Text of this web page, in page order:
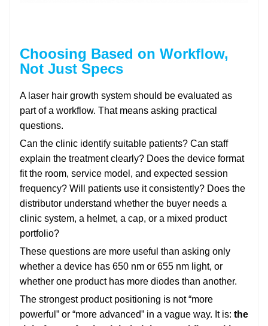
Choosing Based on Workflow,
Not Just Specs
A laser hair growth system should be evaluated as
part of a workflow. That means asking practical
questions.
Can the clinic identify suitable patients? Can staff
explain the treatment clearly? Does the device format
fit the room, service model, and expected session
frequency? Will patients use it consistently? Does the
distributor understand whether the buyer needs a
clinic system, a helmet, a cap, or a mixed product
portfolio?
These questions are more useful than asking only
whether a device has 650 nm or 655 nm light, or
whether one product has more diodes than another.
The strongest product positioning is not “more
powerful” or “more advanced” in a vague way. It is: the